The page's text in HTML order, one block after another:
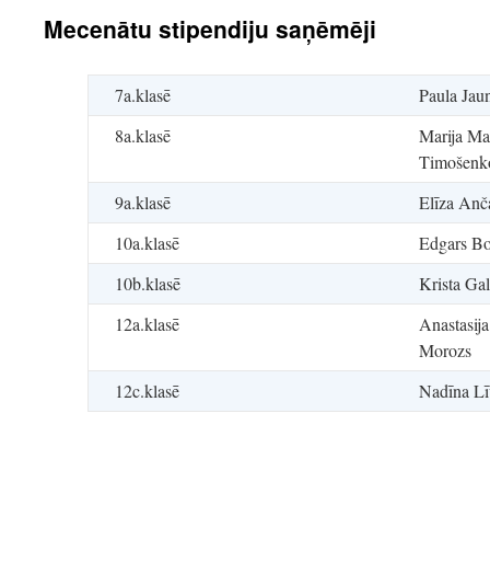
Mecenātu stipendiju saņēmēji
7a.klasē
Paula
8a.klasē
Marija
9a.klasē
Elīza
10a.klasē
Edgars
10b.klasē
Krista
12a.klasē
Morozs
12c.klasē
Nadīna